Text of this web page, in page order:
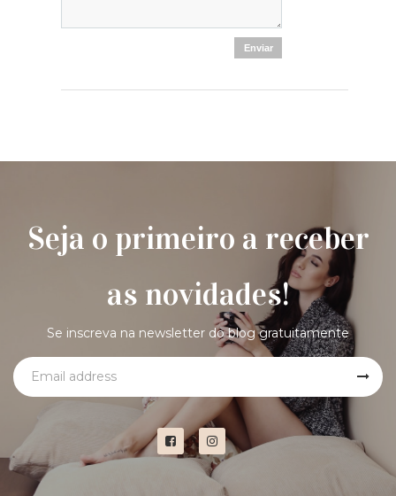
Seja o primeiro a receber
as novidades!
Se inscreva na newsletter do blog gratuitamente